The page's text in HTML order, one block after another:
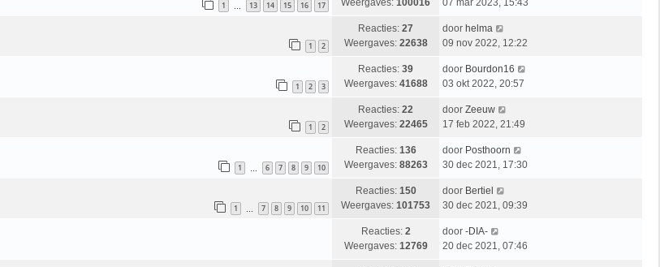
1 13 14 15 16 17
Weergaves: 100016
07 mar 2023, 15:43
1 2
Reacties: 27
Weergaves: 22638
door helma
09 nov 2022, 12:22
1 2 3
Reacties: 39
Weergaves: 41688
door Bourdon16
03 okt 2022, 20:57
1 2
Reacties: 22
Weergaves: 22465
door Zeeuw
17 feb 2022, 21:49
1 6 7 8 9 10
Reacties: 136
Weergaves: 88263
door Posthoorn
30 dec 2021, 17:30
1 7 8 9 10 11
Reacties: 150
Weergaves: 101753
door Bertiel
30 dec 2021, 09:39
Reacties: 2
Weergaves: 12769
door -DIA-
20 dec 2021, 07:46